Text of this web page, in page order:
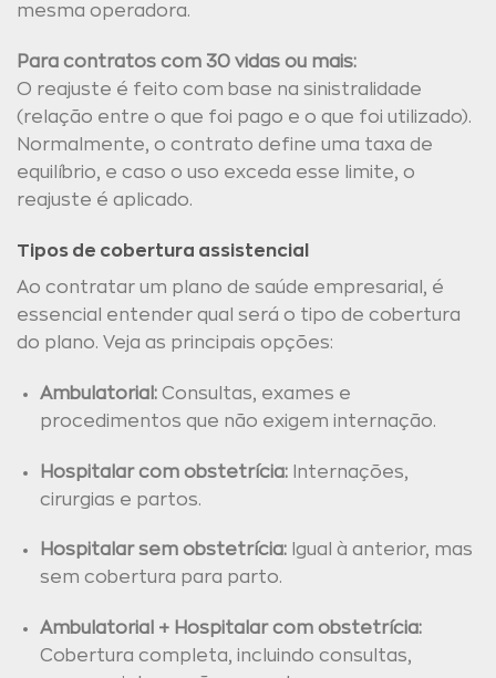
mesma operadora.
Para contratos com 30 vidas ou mais:
O reajuste é feito com base na sinistralidade
(relação entre o que foi pago e o que foi utilizado).
Normalmente, o contrato define uma taxa de
equilíbrio, e caso o uso exceda esse limite, o
reajuste é aplicado.
Tipos de cobertura assistencial
Ao contratar um plano de saúde empresarial, é
essencial entender qual será o tipo de cobertura
do plano. Veja as principais opções:
Ambulatorial:Consultas, exames e
procedimentos que não exigem internação.
Hospitalar com obstetrícia:Internações,
cirurgias e partos.
Hospitalar sem obstetrícia:Igual à anterior, mas
sem cobertura para parto.
Ambulatorial + Hospitalar com obstetrícia:
Cobertura completa, incluindo consultas,